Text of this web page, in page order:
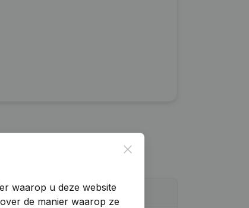
Close
waarop u deze website
de manier waarop ze